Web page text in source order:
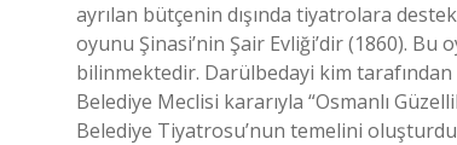
ayrılan bütçenin dışında tiyatrolara
oyunu Şinasi’nin Şair Evliği’dir (1860). Bu
bilinmektedir. Darülbedayi kim tarafından
Belediye Meclisi kararıyla “Osmanlı
Belediye Tiyatrosu’nun temelini